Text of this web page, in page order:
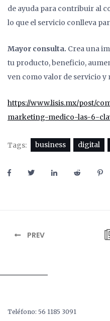
de ayuda para contribuir al
lo que el servicio conlleva
Mayor consulta. Crea una
tu producto, beneficio,
ven como valor de servicio y
https://www.lisis.mx/post/
marketing-medico-las-6-
Tags: business digital
PREV
Teléfono: 56 1185 3091